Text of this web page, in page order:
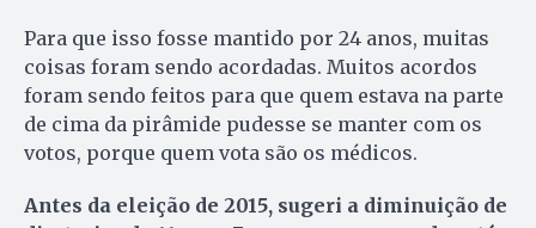
Para que isso fosse mantido por 24 anos, muitas
coisas foram sendo acordadas. Muitos acordos
foram sendo feitos para que quem estava na parte
de cima da pirâmide pudesse se manter com os
votos, porque quem vota são os médicos.
Antes da eleição de 2015, sugeri a diminuição de